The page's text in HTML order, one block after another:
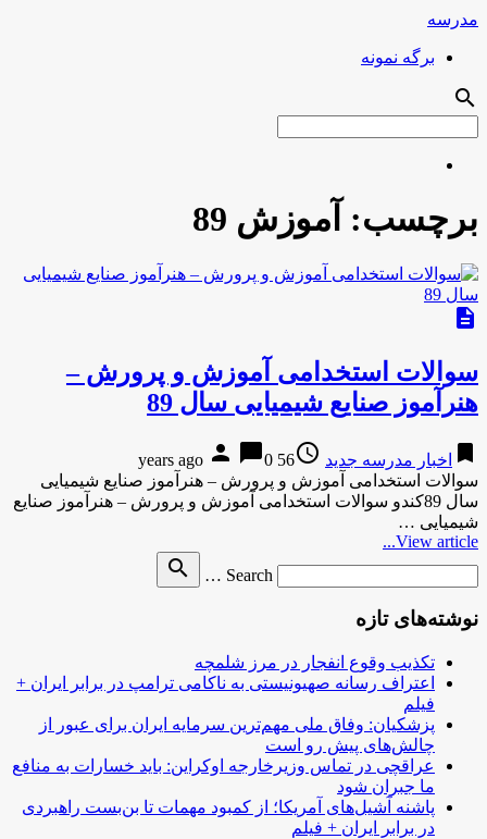
مدرسه
برگه نمونه
search
برچسب: آموزش 89
description
سوالات استخدامی آموزش و پرورش –
هنرآموز صنایع شیمیایی سال 89
bookmark اخبار مدرسه جدید access_time
56 years ago
person chat_bubble0
سوالات استخدامی آموزش و پرورش – هنرآموز صنایع شیمیایی
سال 89کندو سوالات استخدامی آموزش و پرورش – هنرآموز صنایع
شیمیایی …
View article...
Search …
search
نوشته‌های تازه
تکذیب وقوع انفجار در مرز شلمچه
اعتراف رسانه صهیونیستی به ناکامی ترامپ در برابر ایران +
فیلم
پزشکیان: وفاق ملی مهم‌ترین سرمایه ایران برای عبور از
چالش‌های پیش رو است
عراقچی در تماس وزیرخارجه اوکراین: باید خسارات به منافع
ما جبران شود
پاشنه آشیل‌های آمریکا؛ از کمبود مهمات تا بن‌بست راهبردی
در برابر ایران + فیلم